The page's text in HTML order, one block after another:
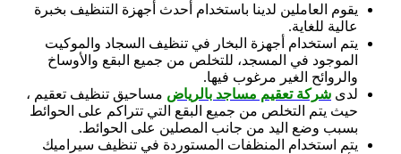
يقوم العاملين لدينا باستخدام أحدث أجهزة التنظيف بخبرة
عالية للغاية.
يتم استخدام أجهزة البخار في تنظيف السجاد والموكيت
الموجود في المسجد، للتخلص من جميع البقع والأوساخ
والروائح الغير مرغوب فيها.
لدى شركة تعقيم مساجد بالرياض مساحيق تنظيف تعقيم ،
حيث يتم التخلص من جميع البقع التي تتراكم على الحوائط
بسبب وضع اليد من جانب المصلين على الحوائط.
يتم استخدام المنظفات المستوردة في تنظيف سيراميك